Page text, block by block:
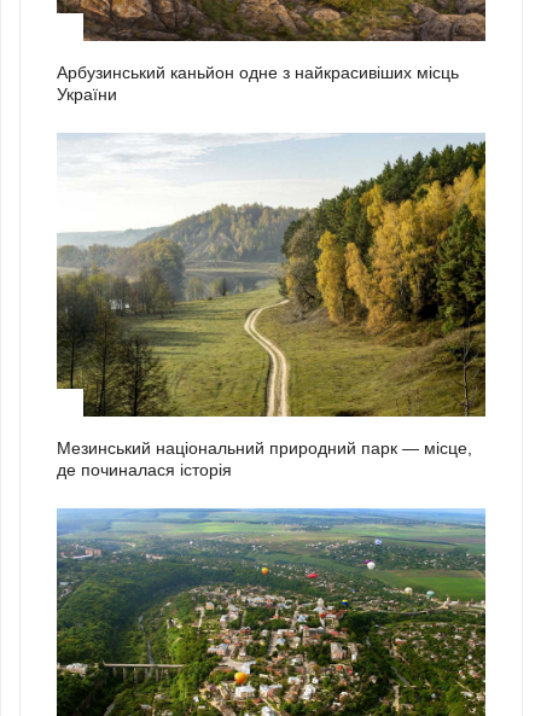
Арбузинський каньйон одне з найкрасивіших місць
України
Мезинський національний природний парк — місце,
де починалася історія